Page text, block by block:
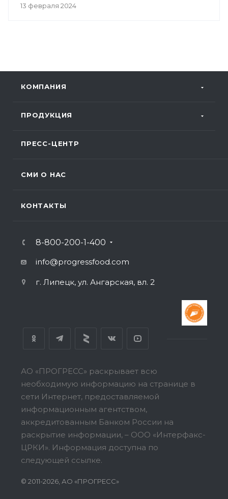
13 февраля 2024
КОМПАНИЯ
ПРОДУКЦИЯ
ПРЕСС-ЦЕНТР
СМИ О НАС
КОНТАКТЫ
8-800-200-1-400
info@progressfood.com
г. Липецк, ул. Ангарская, вл. 2
АО «ПРОГРЕСС» раскрывает всю
необходимую информацию на странице в
сети Интернет, предоставляемой
информационным агентством,
аккредитованным Банком России на
раскрытие информации, – ООО «Интерфакс-
ЦРКИ». Информация доступна по
следующей ссылке.
© 2011-2026, АО «ПРОГРЕСС»